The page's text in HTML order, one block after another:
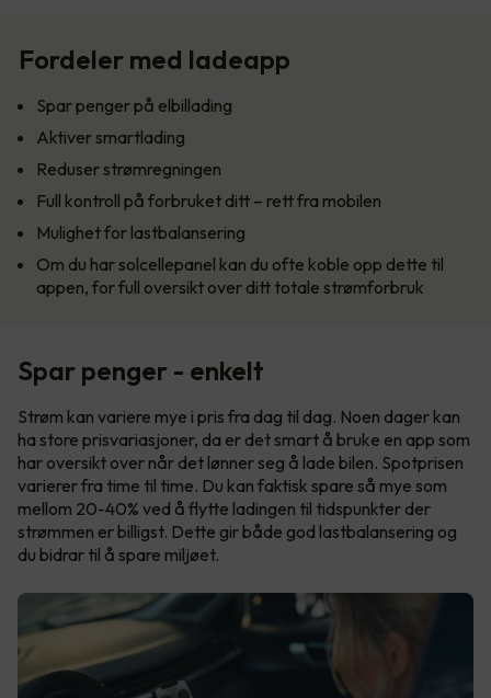
Fordeler med ladeapp
Spar penger på elbillading
Aktiver smartlading
Reduser strømregningen
Full kontroll på forbruket ditt – rett fra mobilen
Mulighet for lastbalansering
Om du har solcellepanel kan du ofte koble opp dette til
appen, for full oversikt over ditt totale strømforbruk
Spar penger - enkelt
Strøm kan variere mye i pris fra dag til dag. Noen dager kan
ha store prisvariasjoner, da er det smart å bruke en app som
har oversikt over når det lønner seg å lade bilen. Spotprisen
varierer fra time til time. Du kan faktisk spare så mye som
mellom 20-40% ved å flytte ladingen til tidspunkter der
strømmen er billigst. Dette gir både god lastbalansering og
du bidrar til å spare miljøet.